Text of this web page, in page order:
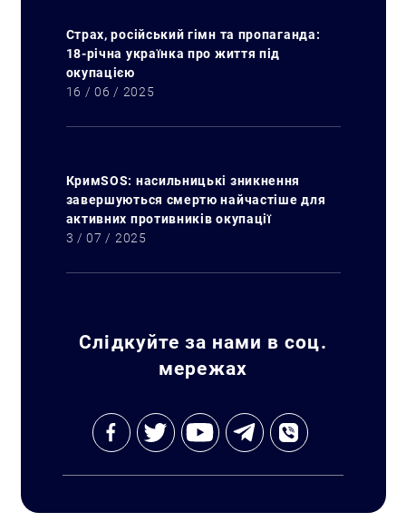
Страх, російський гімн та пропаганда:
18-річна українка про життя під
окупацією
16 / 06 / 2025
КримSOS: насильницькі зникнення
завершуються смертю найчастіше для
активних противників окупації
3 / 07 / 2025
Слідкуйте за нами в соц.
мережах